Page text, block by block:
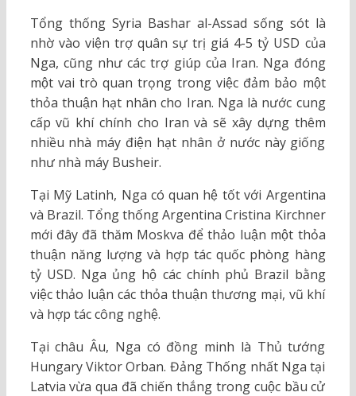
Tổng thống Syria Bashar al-Assad sống sót là
nhờ vào viện trợ quân sự trị giá 4-5 tỷ USD của
Nga, cũng như các trợ giúp của Iran. Nga đóng
một vai trò quan trọng trong việc đảm bảo một
thỏa thuận hạt nhân cho Iran. Nga là nước cung
cấp vũ khí chính cho Iran và sẽ xây dựng thêm
nhiều nhà máy điện hạt nhân ở nước này giống
như nhà máy Busheir.
Tại Mỹ Latinh, Nga có quan hệ tốt với Argentina
và Brazil. Tổng thống Argentina Cristina Kirchner
mới đây đã thăm Moskva để thảo luận một thỏa
thuận năng lượng và hợp tác quốc phòng hàng
tỷ USD. Nga ủng hộ các chính phủ Brazil bằng
việc thảo luận các thỏa thuận thương mại, vũ khí
và hợp tác công nghệ.
Tại châu Âu, Nga có đồng minh là Thủ tướng
Hungary Viktor Orban. Đảng Thống nhất Nga tại
Latvia vừa qua đã chiến thắng trong cuộc bầu cử